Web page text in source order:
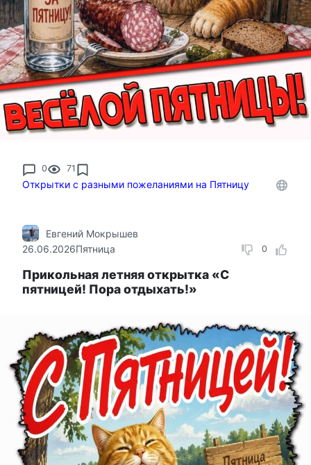
0 71
Открытки с разными пожеланиями на Пятницу
0
Евгений Мокрышев
26.06.2026Пятница
Прикольная летняя открытка «С
пятницей! Пора отдыхать!»